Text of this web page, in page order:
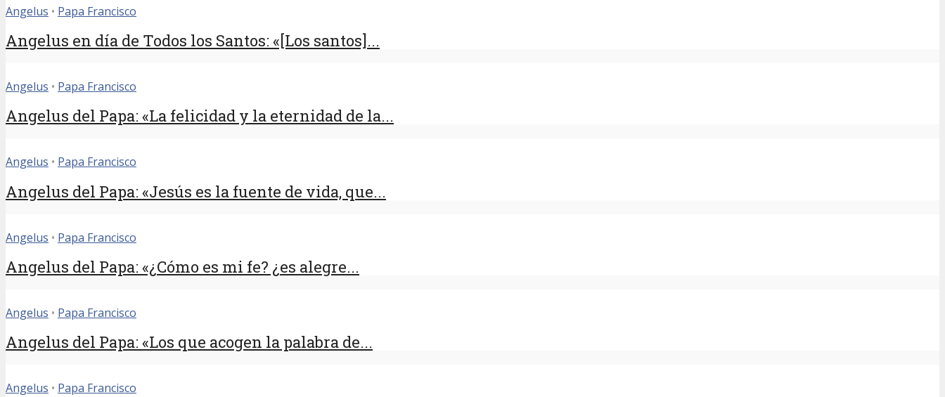
Angelus • Papa Francisco
Angelus en día de Todos los Santos: «[Los santos]...
Angelus • Papa Francisco
Angelus del Papa: «La felicidad y la eternidad de la...
Angelus • Papa Francisco
Angelus del Papa: «Jesús es la fuente de vida, que...
Angelus • Papa Francisco
Angelus del Papa: «¿Cómo es mi fe? ¿es alegre...
Angelus • Papa Francisco
Angelus del Papa: «Los que acogen la palabra de...
Angelus • Papa Francisco